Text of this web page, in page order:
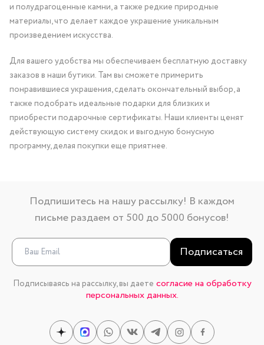
и полудрагоценные камни, а также редкие природные
материалы, что делает каждое украшение уникальным
произведением искусства.
Для вашего удобства мы обеспечиваем бесплатную доставку
заказов в наши бутики. Там вы сможете примерить
понравившиеся украшения, сделать окончательный выбор, а
также подобрать идеальные подарки для близких и
приобрести подарочные сертификаты. Наши клиенты ценят
действующую систему скидок и выгодную бонусную
программу, делая покупки еще приятнее.
Подпишитесь на нашу рассылку! В каждом
письме раздаем от 500 до 5000 бонусов!
Подписаться
Подписываясь на рассылку, вы даете согласие на обработку
персональных данных.